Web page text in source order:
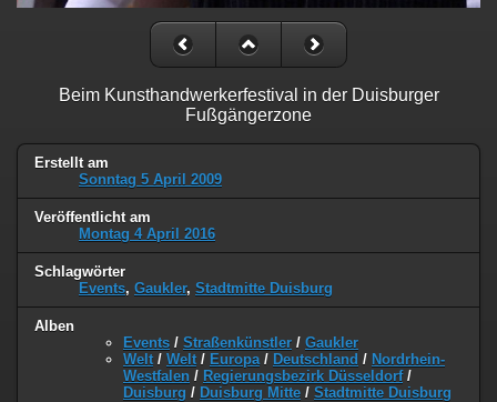
Beim Kunsthandwerkerfestival in der Duisburger
Fußgängerzone
Erstellt am
Sonntag 5 April 2009
Veröffentlicht am
Montag 4 April 2016
Schlagwörter
Events, Gaukler, Stadtmitte Duisburg
Alben
Events / Straßenkünstler / Gaukler
Welt / Welt / Europa / Deutschland / Nordrhein-
Westfalen / Regierungsbezirk Düsseldorf/
Duisburg / Duisburg Mitte / Stadtmitte Duisburg